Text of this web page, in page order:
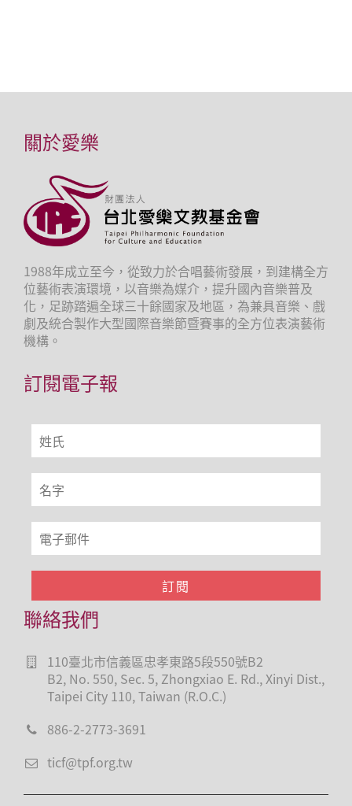
關於愛樂
1988年成立至今，從致力於合唱藝術發展，到建構全方
位藝術表演環境，以音樂為媒介，提升國內音樂普及
化，足跡踏遍全球三十餘國家及地區，為兼具音樂、戲
劇及統合製作大型國際音樂節暨賽事的全方位表演藝術
機構。
訂閱電子報
聯絡我們
110臺北市信義區忠孝東路5段550號B2
B2, No. 550, Sec. 5, Zhongxiao E. Rd., Xinyi Dist.,
Taipei City 110, Taiwan (R.O.C.)
886-2-2773-3691
ticf@tpf.org.tw